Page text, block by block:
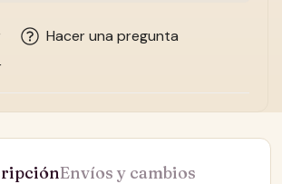
Hacer una pregunta
Envíos y cambios